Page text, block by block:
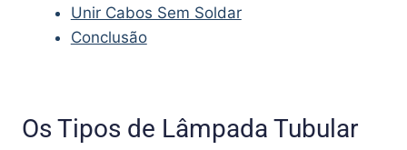
Unir Cabos Sem Soldar
Conclusão
Os Tipos de Lâmpada Tubular